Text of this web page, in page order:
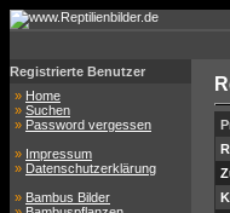
Registrierte Benutzer
» Home
» Suchen
» Password vergessen
» Impressum
» Datenschutzerklärung
» Bambus Bilder